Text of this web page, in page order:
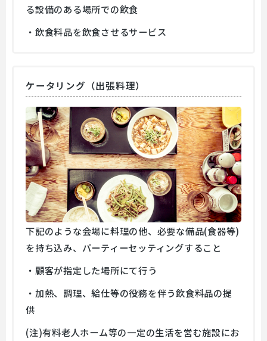
る設備のある場所での飲食
・飲食料品を飲食させるサービス
ケータリング（出張料理）
下記のような会場に料理の他、必要な備品(食器等)
を持ち込み、パーティーセッティングすること
・顧客が指定した場所にて行う
・加熱、調理、給仕等の役務を伴う飲食料品の提
供
(注)有料老人ホーム等の一定の生活を営む施設にお